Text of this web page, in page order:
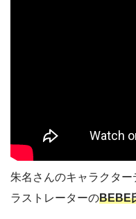
朱名さんのキャラクタ
ラストレーターのBEBE